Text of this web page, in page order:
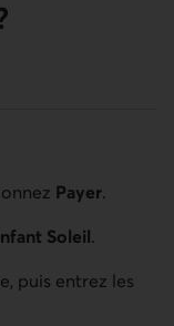
Payer.
Soleil.
puis entrez les